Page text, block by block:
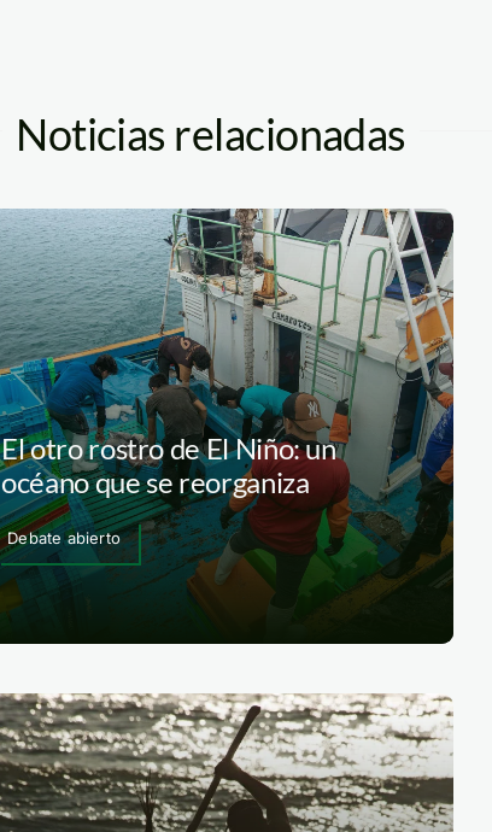
Noticias relacionadas
El otro rostro de El Niño: un
océano que se reorganiza
Debate abierto